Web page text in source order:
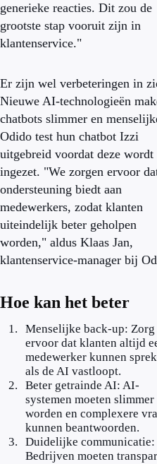
generieke reacties. Dit zou de
grootste stap vooruit zijn in
klantenservice."
Er zijn wel verbeteringen in
Nieuwe AI-technologieën
chatbots slimmer en
Odido test hun chatbot Izzi
uitgebreid voordat deze wordt
ingezet. "We zorgen ervoor
ondersteuning biedt aan
medewerkers, zodat klanten
uiteindelijk beter geholpen
worden," aldus Klaas Jan,
klantenservice-manager bij
Hoe kan het beter
Menselijke back-up: Zorg
ervoor dat klanten altijd
medewerker kunnen
als de AI vastloopt.
Beter getrainde AI: AI-
systemen moeten slimmer
worden en complexere
kunnen beantwoorden.
Duidelijke communicatie:
Bedrijven moeten